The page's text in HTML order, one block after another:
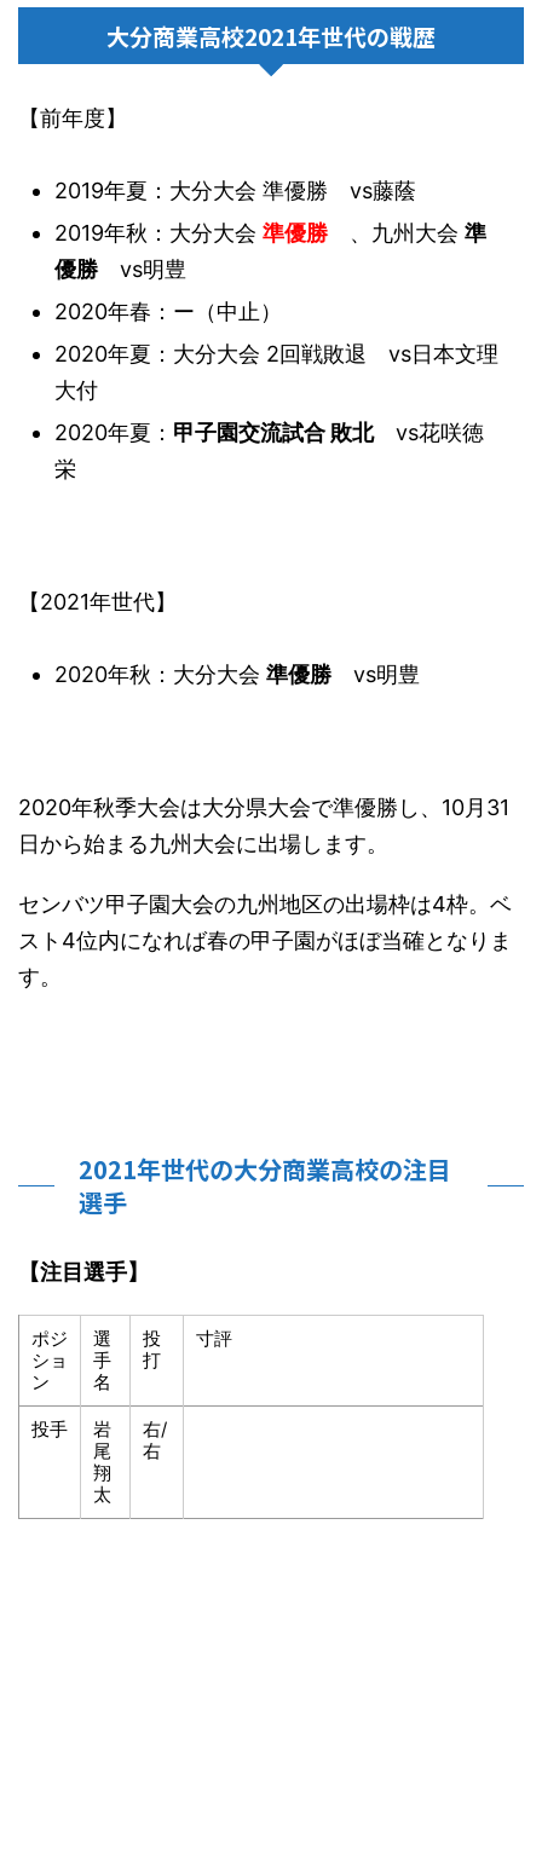
大分商業高校2021年世代の戦歴
【前年度】
2019年夏：大分大会 準優勝 vs藤蔭
2019年秋：大分大会 準優勝 、九州大会 準
優勝 vs明豊
2020年春：ー（中止）
2020年夏：大分大会 2回戦敗退 vs日本文理
大付
2020年夏： 甲子園交流試合 敗北vs花咲徳
栄
【2021年世代】
2020年秋：大分大会 準優勝 vs明豊
2020年秋季大会は大分県大会で準優勝し、10月31
日から始まる九州大会に出場します。
センバツ甲子園大会の九州地区の出場枠は4枠。ベ
スト4位内になれば春の甲子園がほぼ当確となりま
す。
2021年世代の大分商業高校の注目
選手
【注目選手】
ポジ
ショ
ン
選
手
名
投
打
寸評
投手
岩
尾
翔
太
右/
右